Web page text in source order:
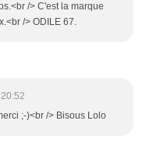
/> C'est la marque
/> ODILE 67.
;-)<br /> Bisous Lolo